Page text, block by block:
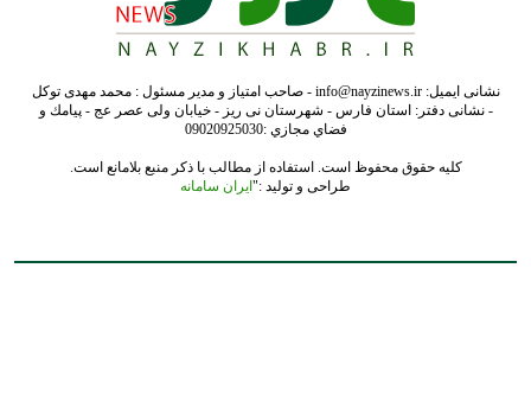
نشانی ایمیل: info@nayzinews.ir - صاحب امتیاز و مدیر مسئول : محمد مهدی توکل
- نشانی دفتر: استان فارس - شهرستان نی ریز - خیابان ولی عصر عج - پيامك و
فضاي مجازي :09020925030
کلیه حقوق محفوظ است. استفاده از مطالب با ذکر منبع بلامانع است.
طراحی و تولید :" ایران سامانه